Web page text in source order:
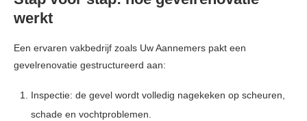
werkt
Een ervaren vakbedrijf zoals Uw Aannemers pakt een
gevelrenovatie gestructureerd aan:
Inspectie: de gevel wordt volledig nagekeken op scheuren,
schade en vochtproblemen.